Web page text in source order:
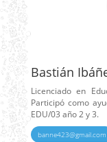
Bastián
Licenciado en
Participó como
EDU/03 año 2 y 3.
banne423@gmail.com